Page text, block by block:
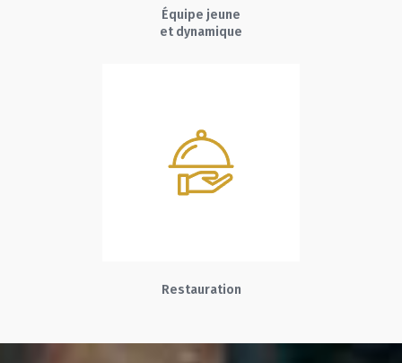
Équipe jeune
et dynamique
Restauration